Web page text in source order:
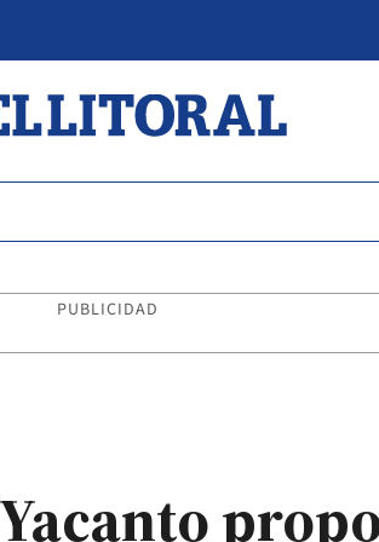
PUBLICIDAD